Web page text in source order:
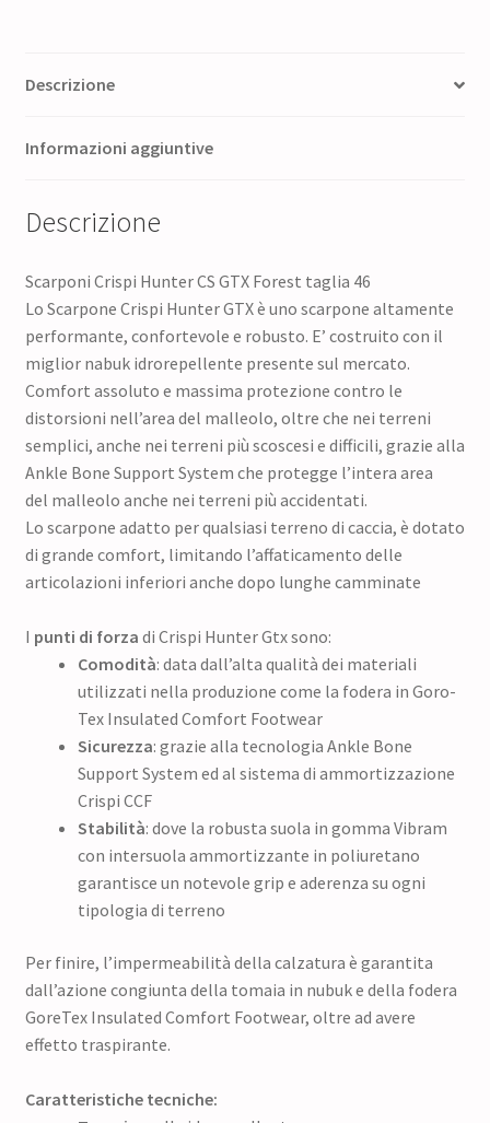
Descrizione
Informazioni aggiuntive
Descrizione
Scarponi Crispi Hunter CS GTX Forest taglia 46
Lo Scarpone Crispi Hunter GTX è uno scarpone altamente
performante, confortevole e robusto. E’ costruito con il
miglior nabuk idrorepellente presente sul mercato.
Comfort assoluto e massima protezione contro le
distorsioni nell’area del malleolo, oltre che nei terreni
semplici, anche nei terreni più scoscesi e difficili, grazie alla
Ankle Bone Support System che protegge l’intera area
del malleolo anche nei terreni più accidentati.
Lo scarpone adatto per qualsiasi terreno di caccia, è dotato
di grande comfort, limitando l’affaticamento delle
articolazioni inferiori anche dopo lunghe camminate
I punti di forza di Crispi Hunter Gtx sono:
Comodità: data dall’alta qualità dei materiali
utilizzati nella produzione come la fodera in Goro-
Tex Insulated Comfort Footwear
Sicurezza: grazie alla tecnologia Ankle Bone
Support System ed al sistema di ammortizzazione
Crispi CCF
Stabilità: dove la robusta suola in gomma Vibram
con intersuola ammortizzante in poliuretano
garantisce un notevole grip e aderenza su ogni
tipologia di terreno
Per finire, l’impermeabilità della calzatura è garantita
dall’azione congiunta della tomaia in nubuk e della fodera
GoreTex Insulated Comfort Footwear, oltre ad avere
effetto traspirante.
Caratteristiche tecniche: